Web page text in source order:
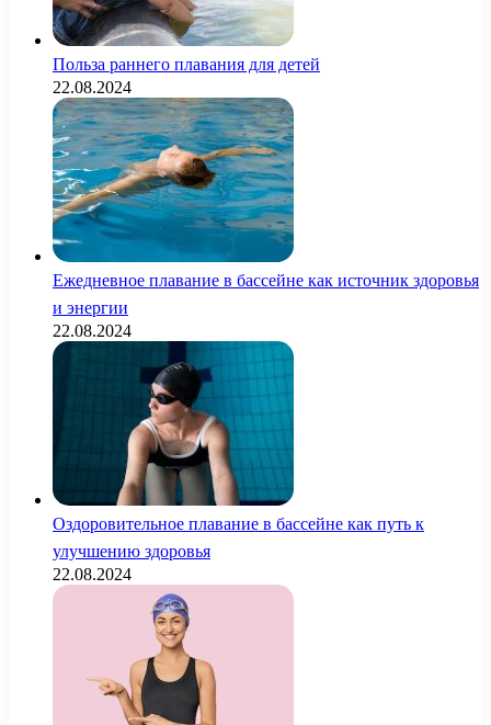
Польза раннего плавания для детей
22.08.2024
Ежедневное плавание в бассейне как источник здоровья
и энергии
22.08.2024
Оздоровительное плавание в бассейне как путь к
улучшению здоровья
22.08.2024